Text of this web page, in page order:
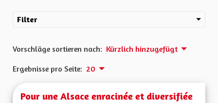
Filter
Vorschläge sortieren nach: Kürzlich hinzugefügt
Ergebnisse pro Seite: 20
Pour une Alsace enracinée et diversifiée